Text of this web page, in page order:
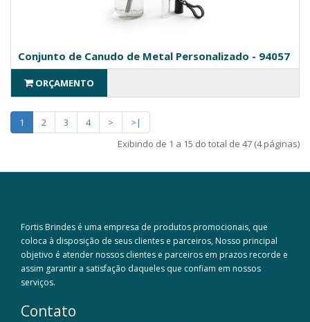
Conjunto de Canudo de Metal Personalizado - 94057
ORÇAMENTO
1 2 3 4 >
>|
Exibindo de 1 a 15 do total de 47 (4 páginas)
Fortis Brindes é uma empresa de produtos promocionais, que
coloca à disposição de seus clientes e parceiros, Nosso principal
objetivo é atender nossos clientes e parceiros em prazos recorde e
assim garantir a satisfação daqueles que confiam em nossos
serviços.
Contato